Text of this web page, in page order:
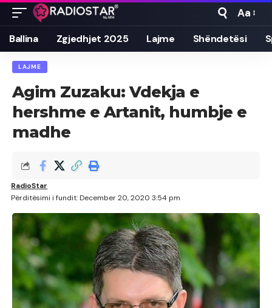
Font
Resizer
Aa
Ballina Zgjedhjet 2025 Lajme Shëndetësi
LAJME
Agim Zuzaku: Vdekja e
hershme e Artanit, humbje e
madhe
Përditësimi i fundit: December 20, 2020 3:54 pm
RadioStar